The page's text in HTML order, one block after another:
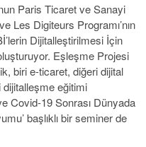
Paris Ticaret ve Sanayi
Les Digiteurs Programı’nın
Dijitalleştirilmesi İçin
Eşleşme Projesi
biri e-ticaret, diğeri dijital
eğitimi
Covid-19 Sonrası Dünyada
başlıklı bir seminer de